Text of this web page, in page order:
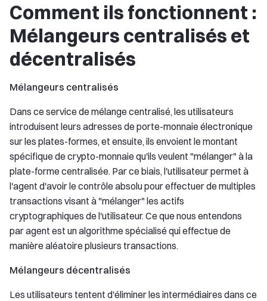
Comment ils fonctionnent :
Mélangeurs centralisés et
décentralisés
Mélangeurs centralisés
Dans ce service de mélange centralisé, les utilisateurs
introduisent leurs adresses de porte-monnaie électronique
sur les plates-formes, et ensuite, ils envoient le montant
spécifique de crypto-monnaie qu'ils veulent "mélanger" à la
plate-forme centralisée. Par ce biais, l'utilisateur permet à
l'agent d'avoir le contrôle absolu pour effectuer de multiples
transactions visant à "mélanger" les actifs
cryptographiques de l'utilisateur. Ce que nous entendons
par agent est un algorithme spécialisé qui effectue de
manière aléatoire plusieurs transactions.
Mélangeurs décentralisés
Les utilisateurs tentent d'éliminer les intermédiaires dans ce